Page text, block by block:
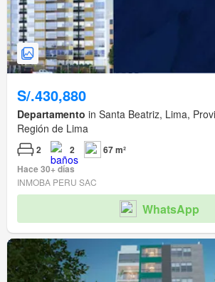
S/.430,880
Departamento in Santa Beatriz, Lima,
Región de Lima
2 2
67 m²
Hace 30+ días
INMOBA PERU SAC
WhatsApp